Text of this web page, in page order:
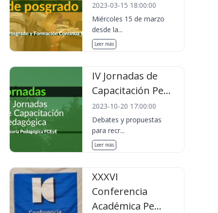
2023-03-15 18:00:00
Miércoles 15 de marzo
desde la...
Leer más
IV Jornadas de
Capacitación Pe...
2023-10-20 17:00:00
Debates y propuestas
para recr...
Leer más
XXXVI
Conferencia
Académica Pe...